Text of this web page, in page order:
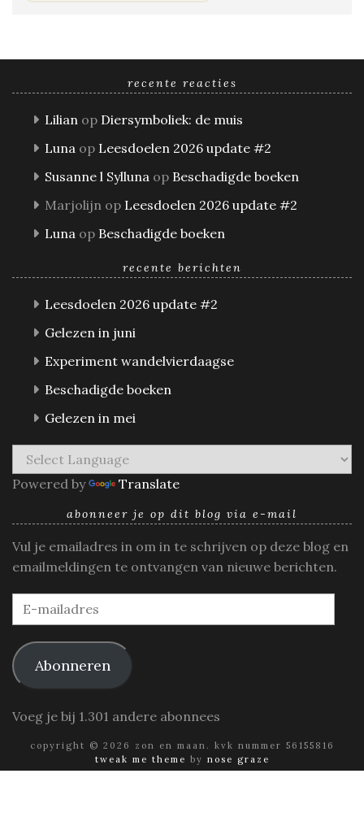
recente reacties
Lilian op Diersymboliek: de muis
Luna op Leesdoelen 2026 update #2
Susanne l Sylluna op Beschadigde boeken
Marjolijn op Leesdoelen 2026 update #2
Luna op Beschadigde boeken
recente berichten
Leesdoelen 2026 update #2
Gelezen in juni
Experiment wandelvierdaagse
Beschadigde boeken
Gelezen in mei
Powered by Translate
abonneer je op dit blog via e-mail
Vul je emailadres in om in te schrijven op deze blog en
emailmeldingen te ontvangen van nieuwe berichten.
E-
mailadres
Abonneren
Voeg je bij 1.301 andere abonnees
copyright © 2026 zon en maan. kvk nummer 56155816
tweak me theme by nose graze